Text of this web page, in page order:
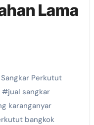
Lama
Perkutut
#jual sangkar
karanganyar
bangkok